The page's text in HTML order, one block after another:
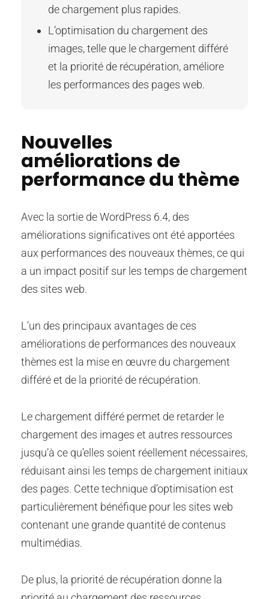
de chargement plus rapides.
L’optimisation du chargement des
images, telle que le chargement différé
et la priorité de récupération, améliore
les performances des pages web.
Nouvelles
améliorations de
performance du thème
Avec la sortie de WordPress 6.4, des
améliorations significatives ont été apportées
aux performances des nouveaux thèmes, ce qui
a un impact positif sur les temps de chargement
des sites web.
L’un des principaux avantages de ces
améliorations de performances des nouveaux
thèmes est la mise en œuvre du chargement
différé et de la priorité de récupération.
Le chargement différé permet de retarder le
chargement des images et autres ressources
jusqu’à ce qu’elles soient réellement nécessaires,
réduisant ainsi les temps de chargement initiaux
des pages. Cette technique d’optimisation est
particulièrement bénéfique pour les sites web
contenant une grande quantité de contenus
multimédias.
De plus, la priorité de récupération donne la